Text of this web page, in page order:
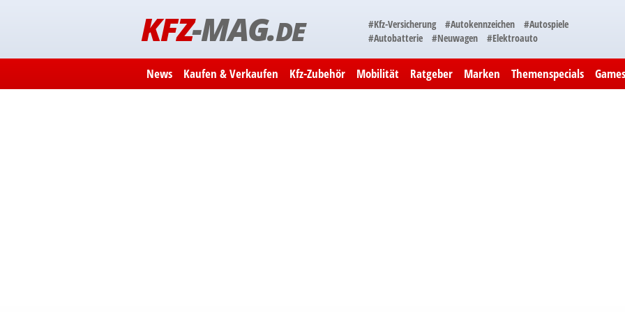
KFZ-MAG.DE #Kfz-Versicherung #Autokennzeichen
#Autospiele
#Autobatterie
#Neuwagen #Elektroauto
News Kaufen & Verkaufen Kfz-Zubehör Mobilität Ratgeber Marken Themenspecials Games